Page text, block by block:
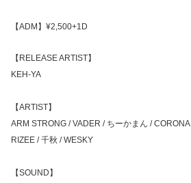
【ADM】¥2,500+1D
【RELEASE ARTIST】
KEH-YA
【ARTIST】
ARM STRONG / VADER / ちーかまん / CORONA
RIZEE / 千秋 / WESKY
【SOUND】